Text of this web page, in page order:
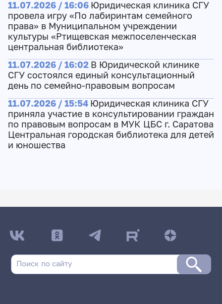
11.07.2026 / 16:06 Юридическая клиника СГУ
провела игру «По лабиринтам семейного
права» в Муниципальном учреждении
культуры «Ртищевская межпоселенческая
центральная библиотека»
11.07.2026 / 16:02 В Юридической клинике
СГУ состоялся единый консультационный
день по семейно-правовым вопросам
11.07.2026 / 15:54 Юридическая клиника СГУ
приняла участие в консультировании граждан
по правовым вопросам в МУК ЦБС г. Саратова
Центральная городская библиотека для детей
и юношества